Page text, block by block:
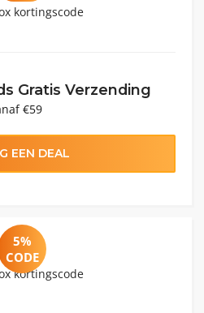
Gratis Verzending
€59
EEN DEAL
5%
CODE